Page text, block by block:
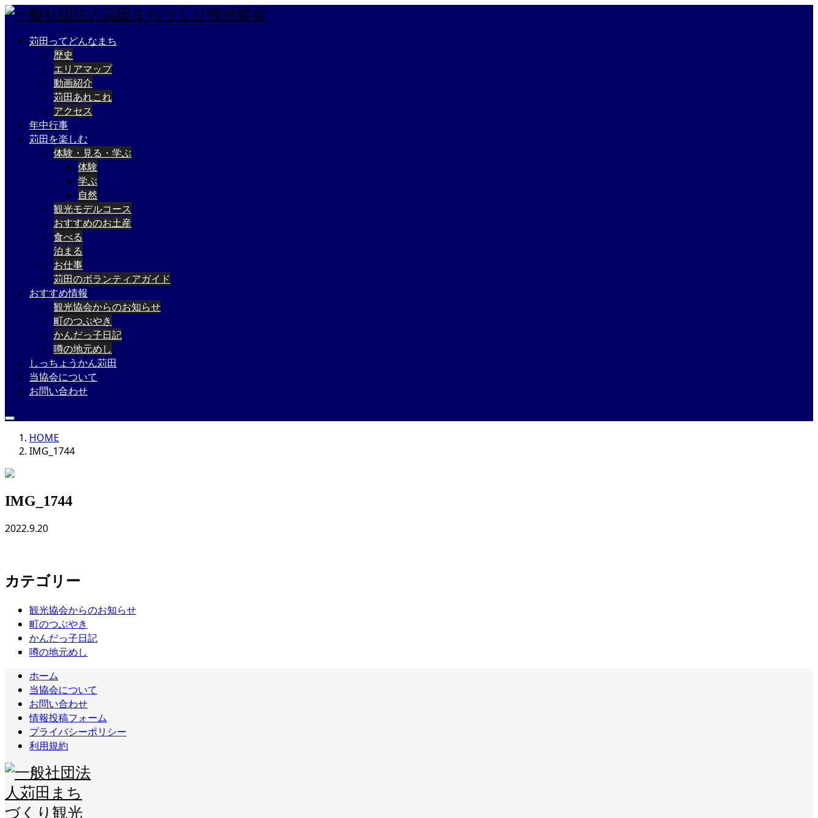
苅田ってどんなまち
歴史
エリアマップ
動画紹介
苅田あれこれ
アクセス
年中行事
苅田を楽しむ
体験・見る・学ぶ
体験
学ぶ
自然
観光モデルコース
おすすめのお土産
食べる
泊まる
お仕事
苅田のボランティアガイド
おすすめ情報
観光協会からのお知らせ
町のつぶやき
かんだっ子日記
噂の地元めし
しっちょうかん苅田
当協会について
お問い合わせ
HOME
IMG_1744
IMG_1744
2022.9.20
カテゴリー
観光協会からのお知らせ
町のつぶやき
かんだっ子日記
噂の地元めし
ホーム
当協会について
お問い合わせ
情報投稿フォーム
プライバシーポリシー
利用規約